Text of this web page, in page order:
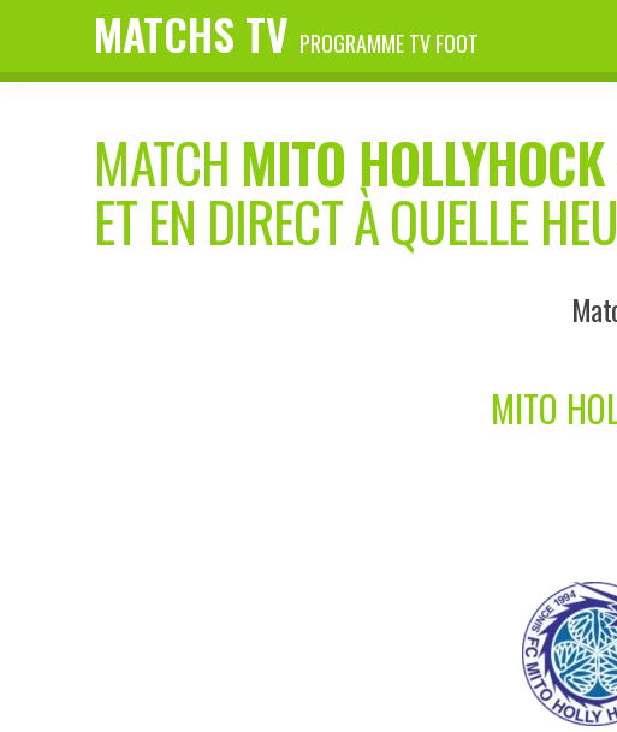
MATCHS TV PROGRAMME TV FOOT
MATCH MITO HOLLYHOCK
ET EN DIRECT À QUELLE
MITO